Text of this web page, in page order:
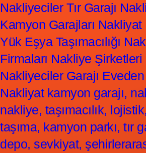
Nakliyeciler Tır Garajı
Kamyon Garajları
Yük Eşya Taşımacılığı
Firmaları Nakliye Şirketleri
Nakliyeciler Garajı
Nakliyat kamyon garajı,
nakliye, taşımacılık,
taşıma, kamyon parkı, tır
depo, sevkiyat,